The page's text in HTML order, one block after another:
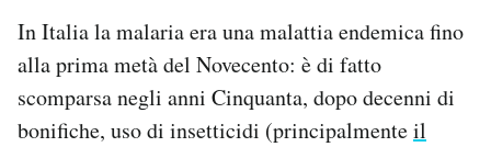
In Italia la malaria era una malattia endemica fino
alla prima metà del Novecento: è di fatto
scomparsa negli anni Cinquanta, dopo decenni di
bonifiche, uso di insetticidi (principalmenteil